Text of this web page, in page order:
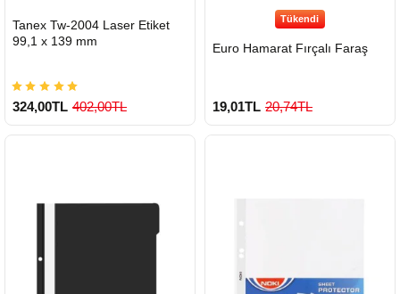
GÖNDERİ
Tanex Tw-2004 Laser Etiket
99,1 x 139 mm
324,00TL 402,00TL
Tükendi
Euro Hamarat Fırçalı Faraş
19,01TL 20,74TL